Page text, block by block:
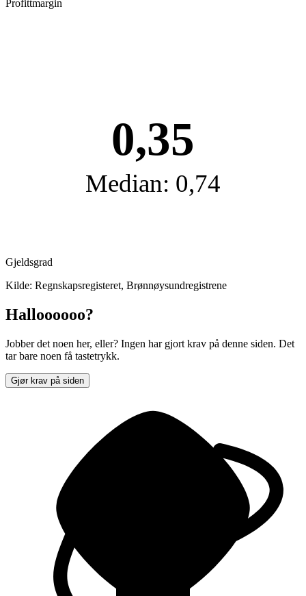
Profittmargin
0,35
Median: 0,74
Gjeldsgrad
Kilde: Regnskapsregisteret, Brønnøysundregistrene
Halloooooo?
Jobber det noen her, eller? Ingen har gjort krav på denne siden. Det
tar bare noen få tastetrykk.
Gjør krav på siden